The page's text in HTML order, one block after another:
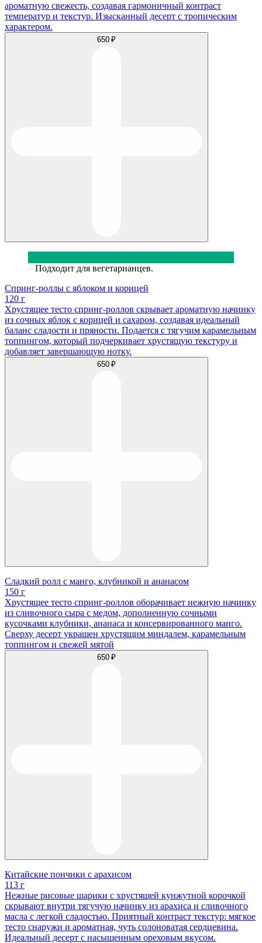
ароматную свежесть, создавая гармоничный контраст
температур и текстур. Изысканный десерт с тропическим
характером.
650 ₽
Подходит для вегетарианцев.
Спринг-роллы с яблоком и корицей
120 г
Хрустящее тесто спринг-роллов скрывает ароматную начинку
из сочных яблок с корицей и сахаром, создавая идеальный
баланс сладости и пряности. Подается с тягучим карамельным
топпингом, который подчеркивает хрустящую текстуру и
добавляет завершающую нотку.
650 ₽
Сладкий ролл с манго, клубникой и ананасом
150 г
Хрустящее тесто спринг-роллов оборачивает нежную начинку
из сливочного сыра с медом, дополненную сочными
кусочками клубники, ананаса и консервированного манго.
Сверху десерт украшен хрустящим миндалем, карамельным
топпингом и свежей мятой
650 ₽
Китайские пончики с арахисом
113 г
Нежные рисовые шарики с хрустящей кунжутной корочкой
скрывают внутри тягучую начинку из арахиса и сливочного
масла с легкой сладостью. Приятный контраст текстур: мягкое
тесто снаружи и ароматная, чуть солоноватая сердцевина.
Идеальный десерт с насыщенным ореховым вкусом.